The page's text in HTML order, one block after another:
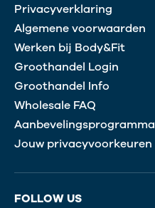
Privacyverklaring
Algemene voorwaarden
Werken bij Body&Fit
Groothandel Login
Groothandel Info
Wholesale FAQ
Aanbevelingsprogramma
Jouw privacyvoorkeuren
FOLLOW US